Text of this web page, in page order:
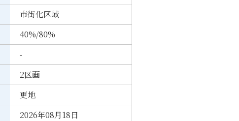
市街化区域
40%/80%
-
2区画
更地
2026年08月18日